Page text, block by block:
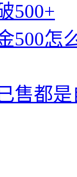
500+
500怎
售都